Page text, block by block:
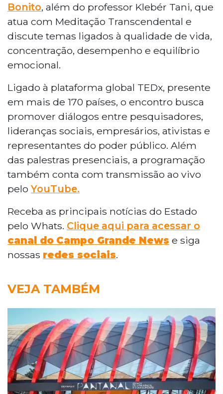
Bonito, além do professor Klebér Tani, que
atua com Meditação Transcendental e
discute temas ligados à qualidade de vida,
concentração, desempenho e equilíbrio
emocional.
Ligado à plataforma global TEDx, presente
em mais de 170 países, o encontro busca
promover diálogos entre pesquisadores,
lideranças sociais, empresários, ativistas e
representantes do poder público. Além
das palestras presenciais, a programação
também conta com transmissão ao vivo
pelo YouTube.
Receba as principais notícias do Estado
pelo Whats. Clique aqui para acessar o
canal do Campo Grande News e siga
nossas redes sociais.
VEJA TAMBÉM